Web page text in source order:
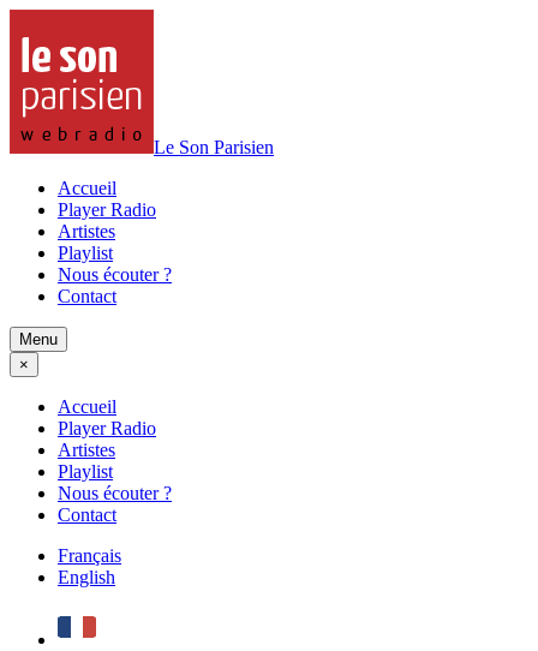
Le Son Parisien
Accueil
Player Radio
Artistes
Playlist
Nous écouter ?
Contact
Menu
×
Accueil
Player Radio
Artistes
Playlist
Nous écouter ?
Contact
Français
English